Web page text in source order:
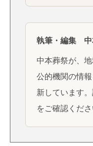
執筆・編集 中
中本葬祭が、
公的機関の情
新しています
をご確認くださ